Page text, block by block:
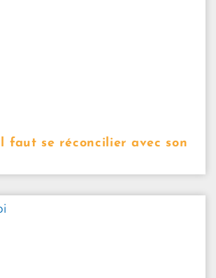
faut se réconcilier avec son